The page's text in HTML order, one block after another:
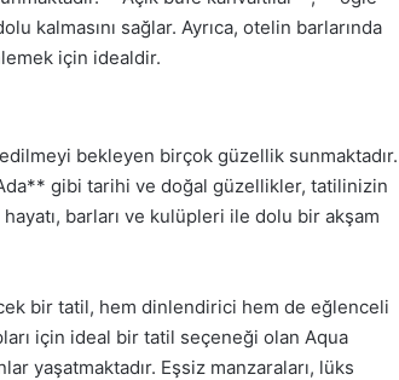
kalmasını sağlar. Ayrıca, otelin barlarında
için idealdir.
bekleyen birçok güzellik sunmaktadır.
gibi tarihi ve doğal güzellikler, tatilinizin
hayatı, barları ve kulüpleri ile dolu bir akşam
bir tatil, hem dinlendirici hem de eğlenceli
için ideal bir tatil seçeneği olan Aqua
yaşatmaktadır. Eşsiz manzaraları, lüks